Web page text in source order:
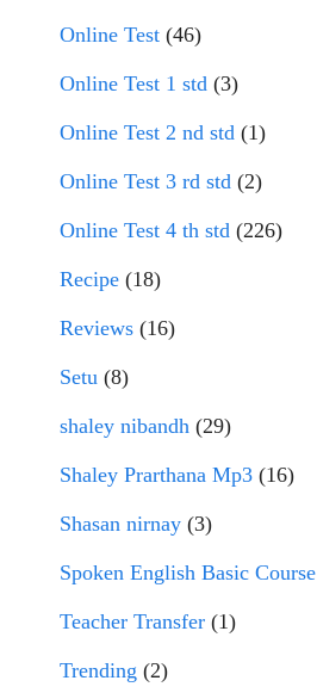
Online Test (46)
Online Test 1 std (3)
Online Test 2 nd std (1)
Online Test 3 rd std (2)
Online Test 4 th std (226)
Recipe (18)
Reviews (16)
Setu (8)
shaley nibandh (29)
Shaley Prarthana Mp3 (16)
Shasan nirnay (3)
Spoken English Basic Course
Teacher Transfer (1)
Trending (2)